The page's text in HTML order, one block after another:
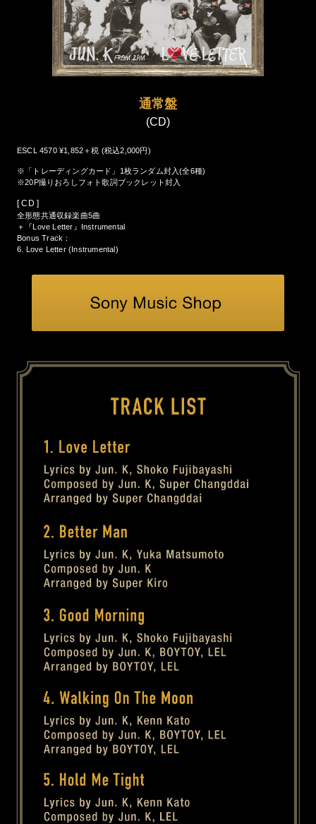
通常盤
(CD)
ESCL 4570 ¥1,852＋税 (税込2,000円)
※「トレーディングカード」1枚ランダム封入(全6種)
※20P撮りおろしフォト歌詞ブックレット封入
[ CD ]
全形態共通収録楽曲5曲
＋『Love Letter』Instrumental
Bonus Track：
6. Love Letter (Instrumental)